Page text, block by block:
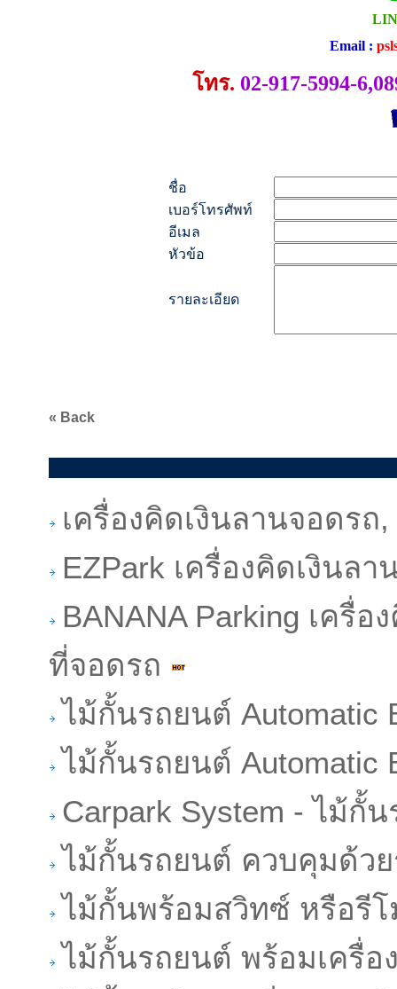
Email :
โทร. 02-917-5994-
ชื่อ
เบอร์โทรศัพท์
อีเมล
หัวข้อ
รายละเอียด
« Back
เครื่องคิดเงินลานจอดร
EZPark เครื่องคิดเงินลา
BANANA Parking เครื่
ที่จอดรถ
ไม้กั้นรถยนต์ Automatic
ไม้กั้นรถยนต์ Automatic
Carpark System - ไม้กั้
ไม้กั้นรถยนต์ ควบคุมด้ว
ไม้กั้นพร้อมสวิทซ์ หรือรี
ไม้กั้นรถยนต์ พร้อมเครื่อ